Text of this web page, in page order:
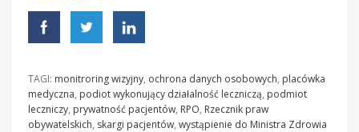
TAGI: monitroring wizyjny, ochrona danych osobowych, placówka
medyczna, podiot wykonujący działalność leczniczą, podmiot
leczniczy, prywatność pacjentów, RPO, Rzecznik praw
obywatelskich, skargi pacjentów, wystąpienie do Ministra Zdrowia